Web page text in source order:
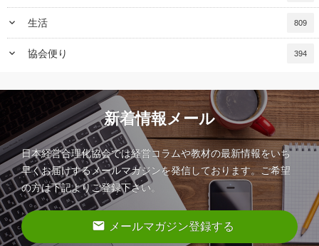
keyboard_arrow_down 生活 809
keyboard_arrow_down 協会便り 394
新着情報メール
日本経営合理化協会では経営コラムや教材の最新情報をいち
早くお届けするメールマガジンを発信しております。ご希望
の方は下記よりご登録下さい。
email メールマガジン登録する